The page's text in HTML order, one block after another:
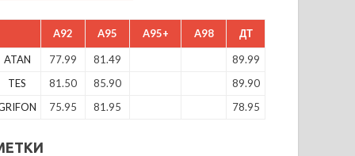
A92 A95 A95+ A98 ДТ
ATAN 77.99 81.49
89.99
TES
81.50 85.90
89.90
75.95 81.95 78.95